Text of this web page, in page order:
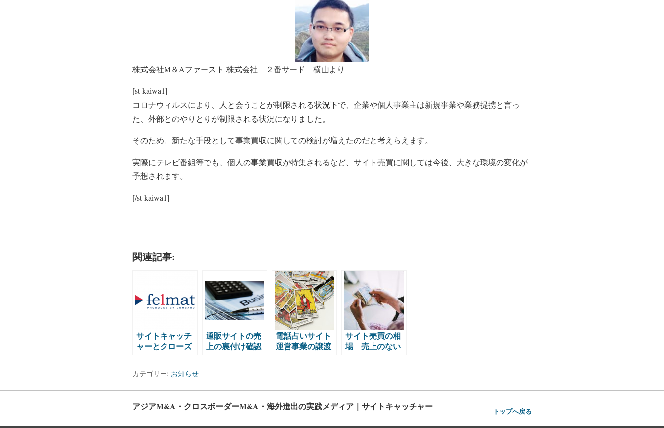
株式会社M＆Aファースト 株式会社 ２番サード 横山より
[st-kaiwa1]
コロナウィルスにより、人と会うことが制限される状況下で、企業や個人事業主は新規事業や業務提携と言っ
た、外部とのやりとりが制限される状況になりました。
そのため、新たな手段として事業買収に関しての検討が増えたのだと考えらえます。
実際にテレビ番組等でも、個人の事業買収が特集されるなど、サイト売買に関しては今後、大きな環境の変化が
予想されます。
[/st-kaiwa1]
関連記事:
サイトキャッチ
ャーとクローズ
ASP「felmat」
が業務提携
通販サイトの売
上の裏付け確認
電話占いサイト
運営事業の譲渡
サイト売買の相
場 売上のない
カテゴリー: お知らせ
アジアM&A・クロスボーダーM&A・海外進出の実践メディア｜サイトキャッチャー トップへ戻る